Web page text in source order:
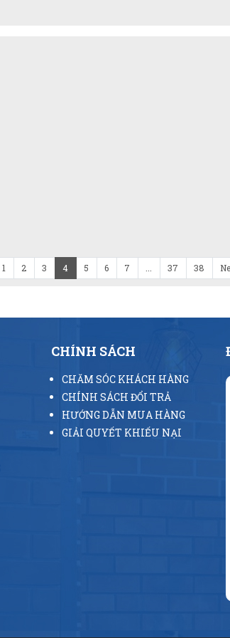
1 2 3 4 5 6 7 37 38
CHÍNH SÁCH
CHĂM SÓC KHÁCH HÀNG
CHÍNH SÁCH ĐỔI TRẢ
HƯỚNG DẪN MUA HÀNG
GIẢI QUYẾT KHIẾU NẠI